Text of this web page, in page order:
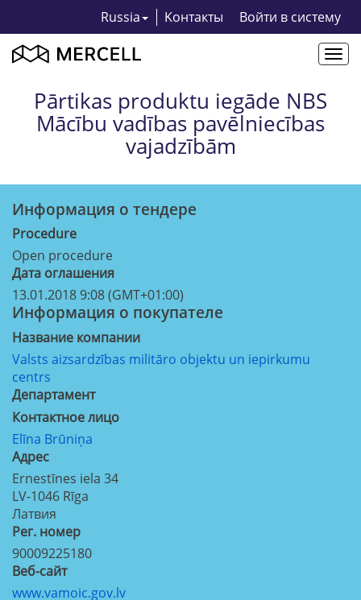
Russia Kонтакты Bойти в систему
Pārtikas produktu iegāde NBS
Mācību vadības pavēlniecības
vajadzībām
Информация о тендерe
Procedure
Open procedure
Дата оглашения
13.01.2018 9:08 (GMT+01:00)
Информация о покупателе
Название компании
Valsts aizsardzības militāro objektu un iepirkumu
centrs
Департамент
Контактное лицо
Elīna Brūniņa
Aдрес
Ernestīnes iela 34
LV-1046 Rīga
Латвия
Рег. номер
90009225180
Веб-сайт
www.vamoic.gov.lv